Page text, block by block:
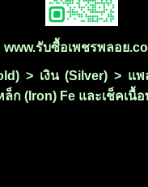
www.รับซื้อเพชรพลอย
> เงิน (Silver) >
ก (Iron) Fe และเช็คเ